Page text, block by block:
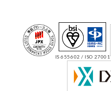
IS 655602 / ISO 27001